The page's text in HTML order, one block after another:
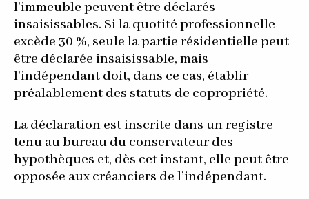
l’immeuble peuvent être déclarés
insaisissables. Si la quotité professionnelle
excède 30 %, seule la partie résidentielle peut
être déclarée insaisissable, mais
l’indépendant doit, dans ce cas, établir
préalablement des statuts de copropriété.
La déclaration est inscrite dans un registre
tenu au bureau du conservateur des
hypothèques et, dès cet instant, elle peut être
opposée aux créanciers de l’indépendant.